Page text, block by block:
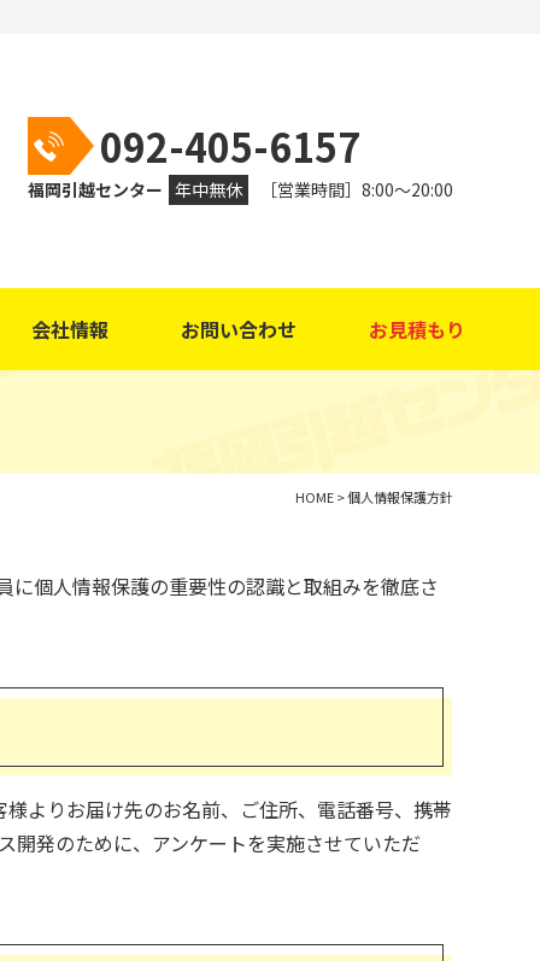
092-405-6157
福岡引越センター 年中無休 ［営業時間］8:00～20:00
会社情報 お問い合わせ お見積もり
HOME>個人情報保護方針
個人情報保護の重要性の認識と取組みを徹底さ
よりお届け先のお名前、ご住所、電話番号、携帯
開発のために、アンケートを実施させていただ